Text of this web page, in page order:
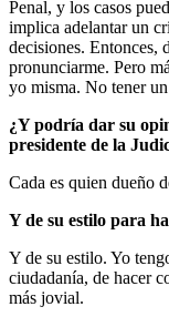
Penal, y los casos
implica adelantar un
decisiones. Entonces,
pronunciarme. Pero
yo misma. No tener
¿Y podría dar su
presidente de la
Cada es quien dueño
Y de su estilo para
Y de su estilo. Yo
ciudadanía, de hacer
más jovial.